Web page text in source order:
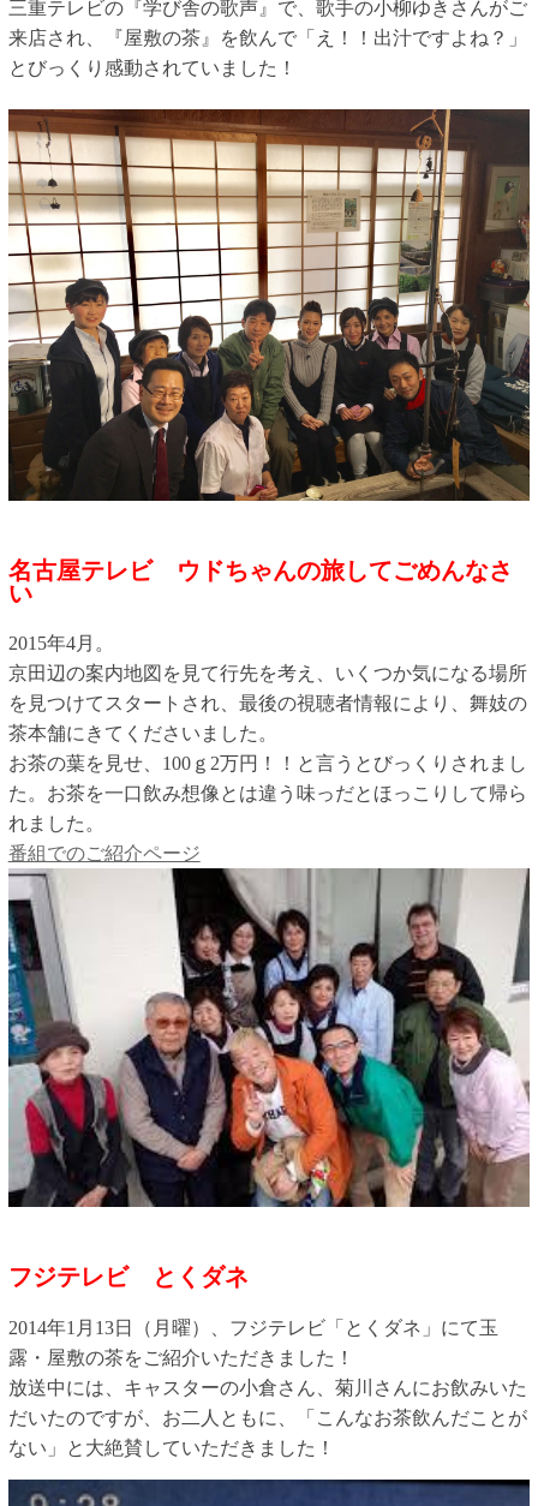
三重テレビの『学び舎の歌声』で、歌手の小柳ゆきさんがご
来店され、『屋敷の茶』を飲んで「え！！出汁ですよね？」
とびっくり感動されていました！
名古屋テレビ ウドちゃんの旅してごめんなさ
い
2015年4月。
京田辺の案内地図を見て行先を考え、いくつか気になる場所
を見つけてスタートされ、最後の視聴者情報により、舞妓の
茶本舗にきてくださいました。
お茶の葉を見せ、100ｇ2万円！！と言うとびっくりされまし
た。お茶を一口飲み想像とは違う味っだとほっこりして帰ら
れました。
番組でのご紹介ページ
フジテレビ とくダネ
2014年1月13日（月曜）、フジテレビ「とくダネ」にて玉
露・屋敷の茶をご紹介いただきました！
放送中には、キャスターの小倉さん、菊川さんにお飲みいた
だいたのですが、お二人ともに、「こんなお茶飲んだことが
ない」と大絶賛していただきました！